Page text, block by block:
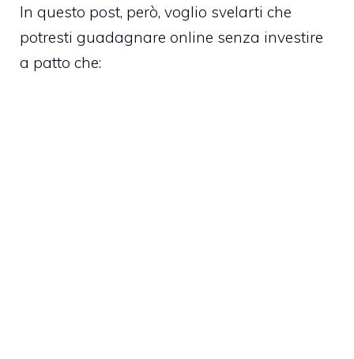
In questo post, però, voglio svelarti che
potresti guadagnare online senza investire
a patto che: